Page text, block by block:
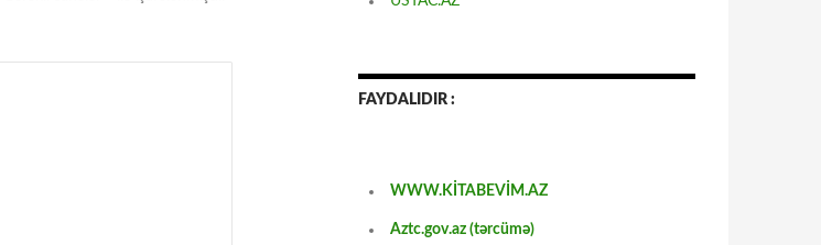
FAYDALIDIR :
WWW.KİTABEVİM.AZ
Aztc.gov.az (tərcümə)